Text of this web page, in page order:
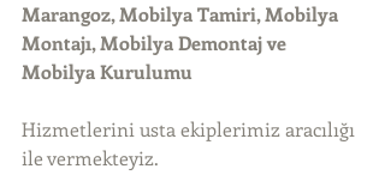
Marangoz, Mobilya Tamiri, Mobilya
Montajı, Mobilya Demontaj ve
Mobilya Kurulumu
Hizmetlerini usta ekiplerimiz aracılığı
ile vermekteyiz.